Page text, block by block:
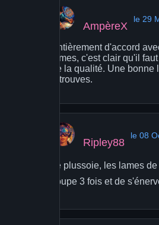
AmpèreX
le 29
Entièrement d'accord
lames, c'est clair qu'il
de la qualité. Une
retrouves.
Ripley88
le 08
Je plussoie, les lames
coupe 3 fois et de